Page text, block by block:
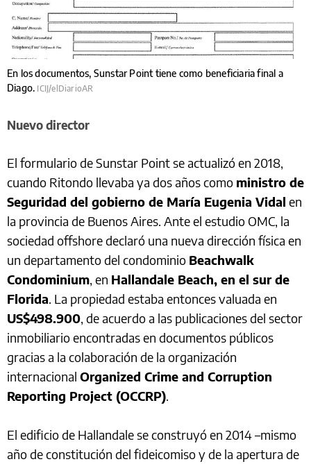
En los documentos, Sunstar Point tiene como beneficiaria final a
Diago. ICIJ/elDiarioAR
Nuevo director
El formulario de Sunstar Point se actualizó en 2018,
cuando Ritondo llevaba ya dos años como ministro de
Seguridad del gobierno de María Eugenia Vidal en
la provincia de Buenos Aires. Ante el estudio OMC, la
sociedad offshore declaró una nueva dirección física en
un departamento del condominio Beachwalk
Condominium, en Hallandale Beach, en el sur de
Florida. La propiedad estaba entonces valuada en
US$498.900, de acuerdo a las publicaciones del sector
inmobiliario encontradas en documentos públicos
gracias a la colaboración de la organización
internacional Organized Crime and Corruption
Reporting Project (OCCRP).
El edificio de Hallandale se construyó en 2014 –mismo
año de constitución del fideicomiso y de la apertura de